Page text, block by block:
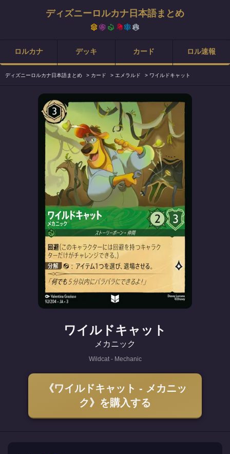
ディズニーロルカナ日本語まとめ
ロルカナ デッキ カード ロル速報
ディズニーロルカナ日本語まとめ > カード > エメラルド > ワイルドキャット
ワイルドキャット
メカニック
Wildcat - Mechanic
《ワイルドキャット - メカニッ
ク》を購入する